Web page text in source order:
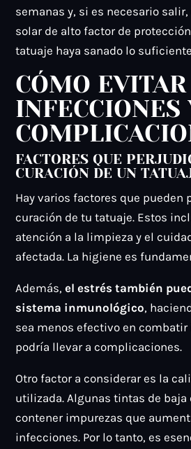
semanas y, si es necesario
solar de alto factor de
tatuaje haya sanado lo
CÓMO EVITAR
INFECCIONES
FACTORES QUE
CURACIÓN DE UN
Hay varios factores que pueden
curación de tu tatuaje. Estos
atención a la limpieza y el
afectada. La higiene es
Además,el estrés también
sistema inmunológico,
sea menos efectivo en
podría llevar a complicaciones.
Otro factor a considerar es la
utilizada. Algunas tintas de baja
contener impurezas que
infecciones. Por lo tanto, es